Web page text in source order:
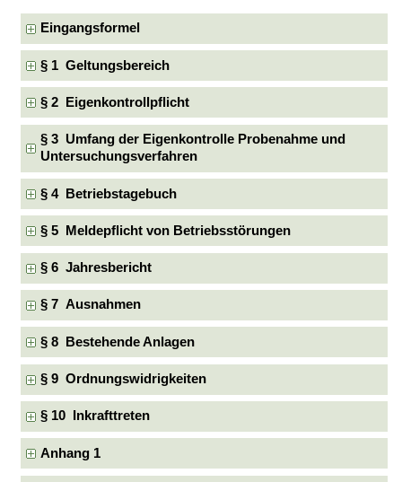
Eingangsformel
§ 1 Geltungsbereich
§ 2 Eigenkontrollpflicht
§ 3 Umfang der Eigenkontrolle Probenahme und
Untersuchungsverfahren
§ 4 Betriebstagebuch
§ 5 Meldepflicht von Betriebsstörungen
§ 6 Jahresbericht
§ 7 Ausnahmen
§ 8 Bestehende Anlagen
§ 9 Ordnungswidrigkeiten
§ 10 Inkrafttreten
Anhang 1